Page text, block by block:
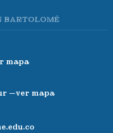
BARTOLOMÉ
mapa
—ver mapa